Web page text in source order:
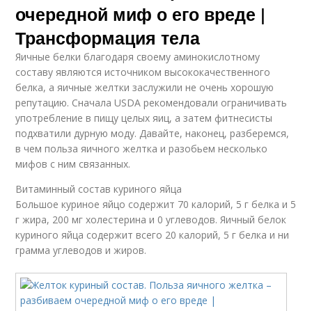
очередной миф о его вреде |
Трансформация тела
Яичные белки благодаря своему аминокислотному
составу являются источником высококачественного
белка, а яичные желтки заслужили не очень хорошую
репутацию. Сначала USDA рекомендовали ограничивать
употребление в пищу целых яиц, а затем фитнесисты
подхватили дурную моду. Давайте, наконец, разберемся,
в чем польза яичного желтка и разобьем несколько
мифов с ним связанных.
Витаминный состав куриного яйца
Большое куриное яйцо содержит 70 калорий, 5 г белка и 5
г жира, 200 мг холестерина и 0 углеводов. Яичный белок
куриного яйца содержит всего 20 калорий, 5 г белка и ни
грамма углеводов и жиров.